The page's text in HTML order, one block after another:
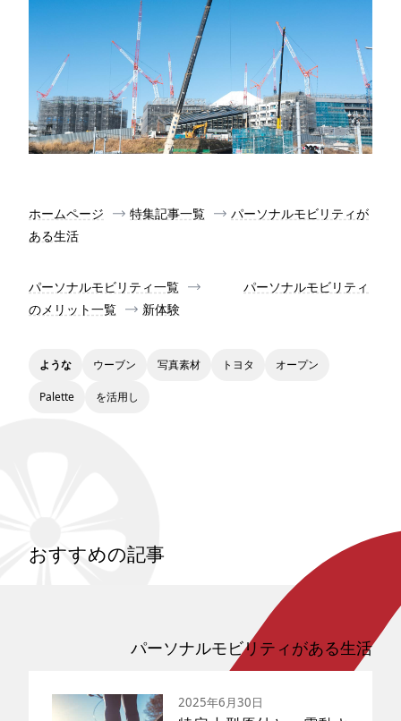
ホームページ 特集記事一覧
パーソナルモビリティが
ある生活
パーソナルモビリティ一覧
パーソナルモビリティ
のメリット一覧
新体験
ような ウーブン 写真素材 トヨタ オープン
Palette を活用し
おすすめの記事
パーソナルモビリティがある生活
2025年6月30日